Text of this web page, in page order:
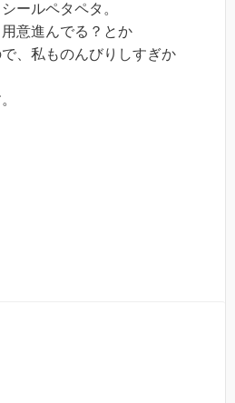
ールペタペタ。
意進んでる？とか
、私ものんびりしすぎか